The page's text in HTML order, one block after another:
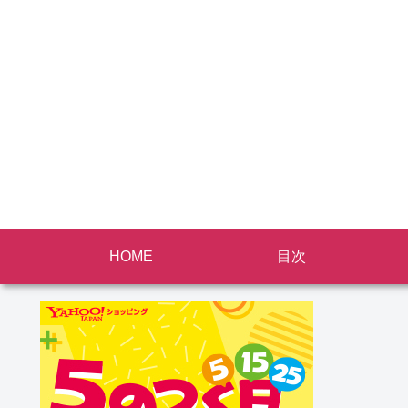
HOME 目次